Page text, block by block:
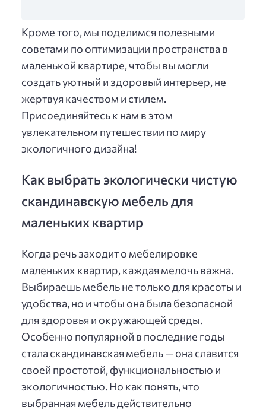
Кроме того, мы поделимся полезными
советами по оптимизации пространства в
маленькой квартире, чтобы вы могли
создать уютный и здоровый интерьер, не
жертвуя качеством и стилем.
Присоединяйтесь к нам в этом
увлекательном путешествии по миру
экологичного дизайна!
Как выбрать экологически чистую
скандинавскую мебель для
маленьких квартир
Когда речь заходит о мебелировке
маленьких квартир, каждая мелочь важна.
Выбираешь мебель не только для красоты и
удобства, но и чтобы она была безопасной
для здоровья и окружающей среды.
Особенно популярной в последние годы
стала скандинавская мебель — она славится
своей простотой, функциональностью и
экологичностью. Но как понять, что
выбранная мебель действительно